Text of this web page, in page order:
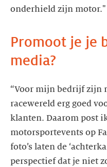
onderhield zijn motor."
Promoot je je
media?
“Voor mijn bedrijf zijn
racewereld erg goed
klanten. Daarom post
motorsportevents op
foto’s laten de
perspectief dat je niet